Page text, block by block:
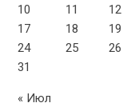
10
11 12
17
18 19
24
25 26
31
« Июл